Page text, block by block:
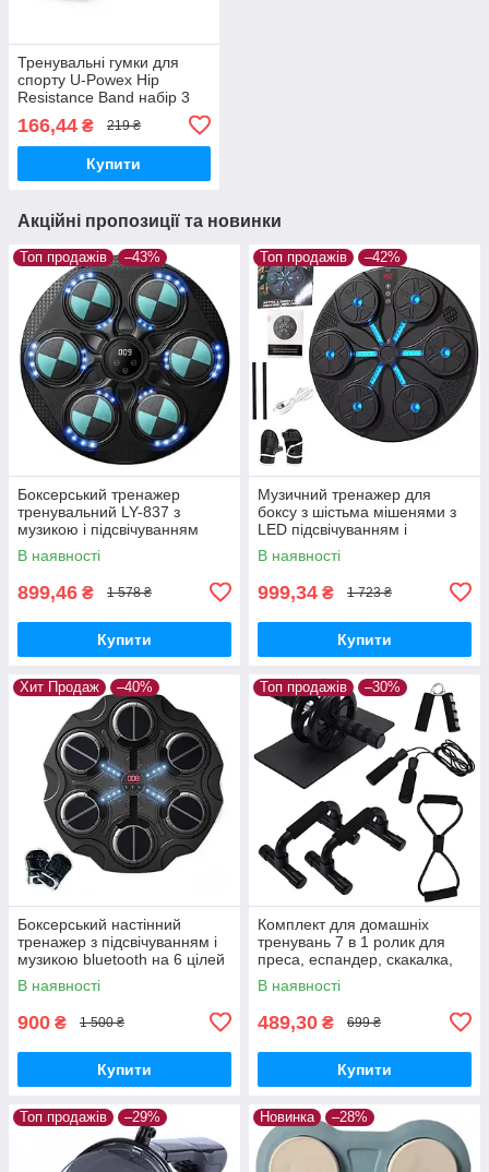
Тренувальні гумки для
спорту U-Powex Hip
Resistance Band набір 3
166,44 ₴ 219 ₴
Купити
Акційні пропозиції та новинки
Топ продажів –43%
Боксерський тренажер
тренувальний LY-837 з
музикою і підсвічуванням
Діаметр 41.5 см + рукавички
в комплекті
В наявності
899,46 ₴ 1 578 ₴
Купити
Топ продажів –42%
Музичний тренажер для
боксу з шістьма мішенями з
LED підсвічуванням і
рукавичками
В наявності
999,34 ₴ 1 723 ₴
Купити
Хит Продаж –40%
Боксерський настінний
тренажер з підсвічуванням і
музикою bluetooth на 6 цілей
+ рукавички, Чорний
В наявності
900 ₴ 1 500 ₴
Купити
Топ продажів –30%
Комплект для домашніх
тренувань 7 в 1 ролик для
преса, еспандер, скакалка,
упори для віджимань
В наявності
489,30 ₴ 699 ₴
Купити
Топ продажів –29% Новинка –28%